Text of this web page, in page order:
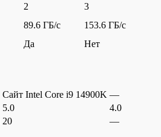
2
3
89.6 ГБ/c
153.6 ГБ/c
Да Нет
Сайт Intel Core i9 14900K —
5.0
4.0
20 —